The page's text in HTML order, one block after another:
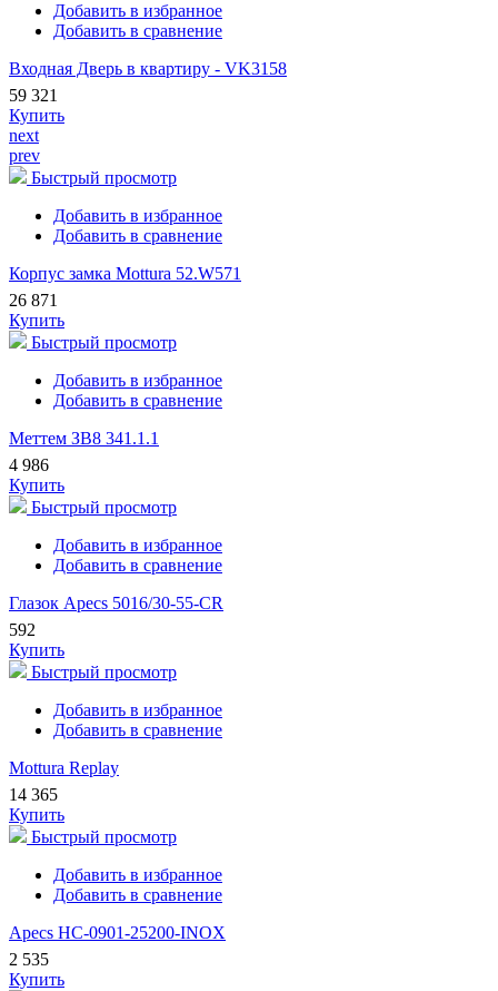
Добавить в избранное
Добавить в сравнение
Входная Дверь в квартиру - VK3158
59 321
Купить
next
prev
Быстрый просмотр
Добавить в избранное
Добавить в сравнение
Корпус замка Mottura 52.W571
26 871
Купить
Быстрый просмотр
Добавить в избранное
Добавить в сравнение
Меттем ЗВ8 341.1.1
4 986
Купить
Быстрый просмотр
Добавить в избранное
Добавить в сравнение
Глазок Apecs 5016/30-55-CR
592
Купить
Быстрый просмотр
Добавить в избранное
Добавить в сравнение
Mottura Replay
14 365
Купить
Быстрый просмотр
Добавить в избранное
Добавить в сравнение
Apecs HC-0901-25200-INOX
2 535
Купить